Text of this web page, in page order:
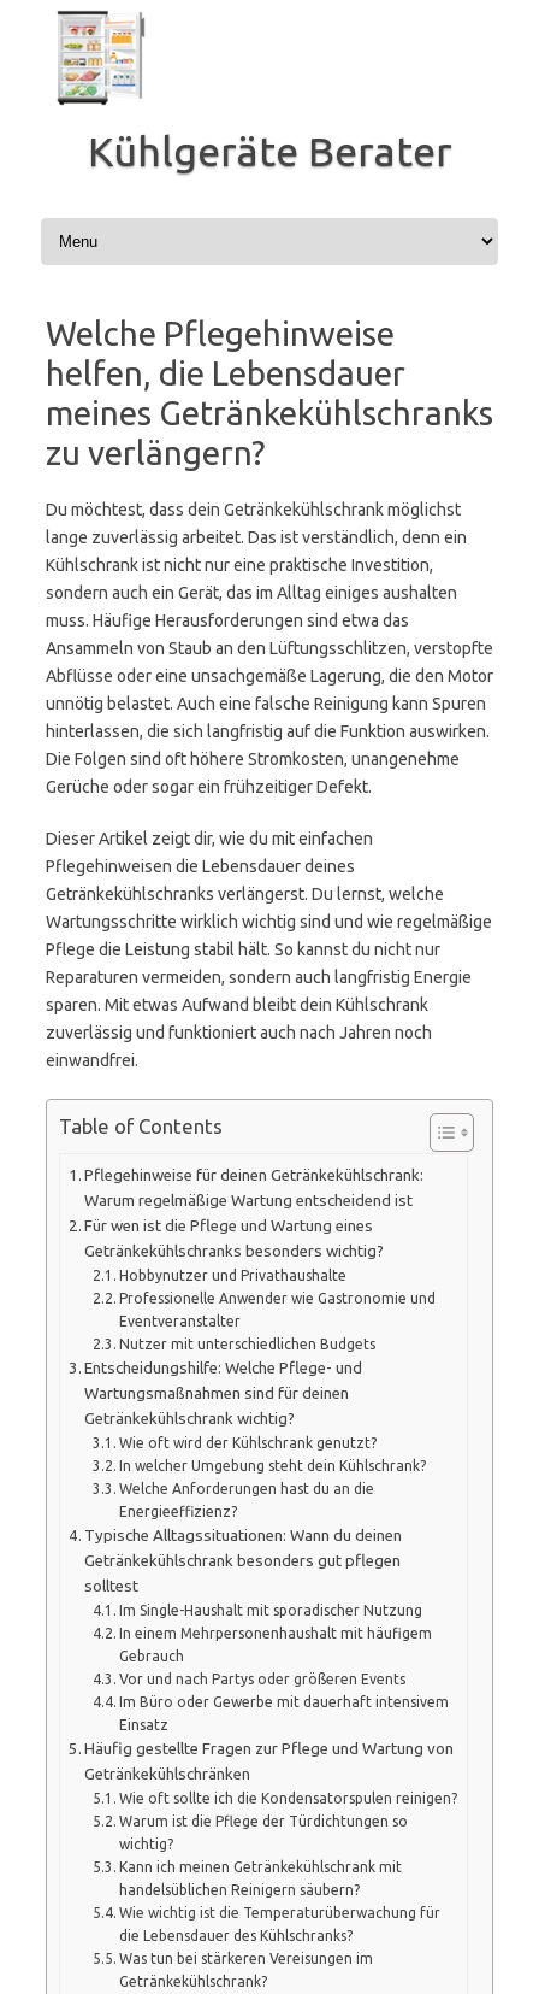
Zum
Inhalt
springen
Kühlgeräte Berater
Welche Pflegehinweise
helfen, die Lebensdauer
meines Getränkekühlschranks
zu verlängern?
Du möchtest, dass dein Getränkekühlschrank möglichst
lange zuverlässig arbeitet. Das ist verständlich, denn ein
Kühlschrank ist nicht nur eine praktische Investition,
sondern auch ein Gerät, das im Alltag einiges aushalten
muss. Häufige Herausforderungen sind etwa das
Ansammeln von Staub an den Lüftungsschlitzen, verstopfte
Abflüsse oder eine unsachgemäße Lagerung, die den Motor
unnötig belastet. Auch eine falsche Reinigung kann Spuren
hinterlassen, die sich langfristig auf die Funktion auswirken.
Die Folgen sind oft höhere Stromkosten, unangenehme
Gerüche oder sogar ein frühzeitiger Defekt.
Dieser Artikel zeigt dir, wie du mit einfachen
Pflegehinweisen die Lebensdauer deines
Getränkekühlschranks verlängerst. Du lernst, welche
Wartungsschritte wirklich wichtig sind und wie regelmäßige
Pflege die Leistung stabil hält. So kannst du nicht nur
Reparaturen vermeiden, sondern auch langfristig Energie
sparen. Mit etwas Aufwand bleibt dein Kühlschrank
zuverlässig und funktioniert auch nach Jahren noch
einwandfrei.
Table of Contents
Pflegehinweise für deinen Getränkekühlschrank:
Warum regelmäßige Wartung entscheidend ist
Für wen ist die Pflege und Wartung eines
Getränkekühlschranks besonders wichtig?
Hobbynutzer und Privathaushalte
Professionelle Anwender wie Gastronomie und
Eventveranstalter
Nutzer mit unterschiedlichen Budgets
Entscheidungshilfe: Welche Pflege- und
Wartungsmaßnahmen sind für deinen
Getränkekühlschrank wichtig?
Wie oft wird der Kühlschrank genutzt?
In welcher Umgebung steht dein Kühlschrank?
Welche Anforderungen hast du an die
Energieeffizienz?
Typische Alltagssituationen: Wann du deinen
Getränkekühlschrank besonders gut pflegen
solltest
Im Single-Haushalt mit sporadischer Nutzung
In einem Mehrpersonenhaushalt mit häufigem
Gebrauch
Vor und nach Partys oder größeren Events
Im Büro oder Gewerbe mit dauerhaft intensivem
Einsatz
Häufig gestellte Fragen zur Pflege und Wartung von
Getränkekühlschränken
Wie oft sollte ich die Kondensatorspulen reinigen?
Warum ist die Pflege der Türdichtungen so
wichtig?
Kann ich meinen Getränkekühlschrank mit
handelsüblichen Reinigern säubern?
Wie wichtig ist die Temperaturüberwachung für
die Lebensdauer des Kühlschranks?
Was tun bei stärkeren Vereisungen im
Getränkekühlschrank?